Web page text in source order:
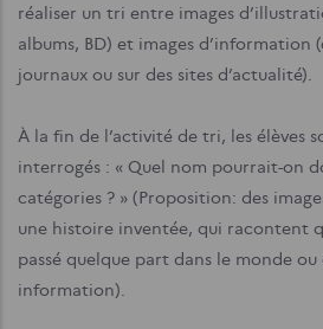
réaliser un tri entre images
albums, BD) et images d’information
journaux ou sur des sites d’actualité).
À la fin de l’activité de tri, les élèves
interrogés : « Quel nom pourrait-on
catégories ? » (Proposition: des
une histoire inventée, qui racontent
passé quelque part dans le monde
information).